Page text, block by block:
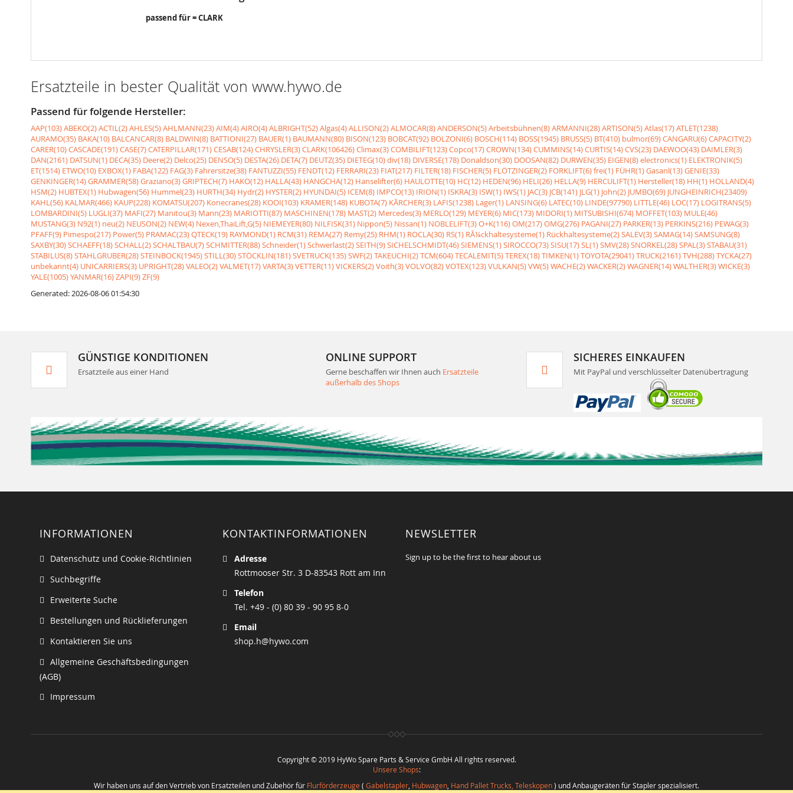
passend für = CLARK
Ersatzteile in bester Qualität von www.hywo.de
Passend für folgende Hersteller:
AAP(103)ABEKO(2)ACTIL(2)AHLES(5)AHLMANN(23)AIM(4)AIRO(4)ALBRIGHT(52)Algas(4)ALLISON(2)ALMOCAR(8)ANDERSON(5)Arbeitsbühnen(8)ARMANNI(28)ARTISON(5)Atlas(17)ATLET(1238)
AURAMO(35) BAKA(10) BALCANCAR(8) BALDWIN(8) BATTIONI(27) BAUER(1) BAUMANN(80) BISON(123) BOBCAT(92) BOLZONI(6) BOSCH(114) BOSS(1945) BRUSS(5) BT(410) bulmor(69)CANGARU(6)CAPACITY(2)
CARER(10)CASCADE(191)CASE(7)CATERPILLAR(171)CESAB(124)CHRYSLER(3)CLARK(106426)Climax(3)COMBILIFT(123)Copco(17)CROWN(134)CUMMINS(14)CURTIS(14)CVS(23) DAEWOO(43) DAIMLER(3)
DAN(2161) DATSUN(1) DECA(35) Deere(2) Delco(25) DENSO(5) DESTA(26) DETA(7) DEUTZ(35) DIETEG(10)div(18) DIVERSE(178) Donaldson(30) DOOSAN(82) DURWEN(35) EIGEN(8)electronics(1) ELEKTRONIK(5)
ET(1514) ETWO(10) EXBOX(1) FABA(122) FAG(3) Fahrersitze(38) FANTUZZI(55) FENDT(12) FERRARI(23) FIAT(217) FILTER(18) FISCHER(5) FLÖTZINGER(2) FORKLIFT(6)frei(1) FÜHR(1)Gasanl(13)GENIE(33)
GENKINGER(14)GRAMMER(58)Graziano(3)GRIPTECH(7) HAKO(12) HALLA(43) HANGCHA(12) Hanselifter(6) HAULOTTE(10) HC(12) HEDEN(96) HELI(26) HELLA(9) HERCULIFT(1) Hersteller(18) HH(1) HOLLAND(4)
HSM(2) HUBTEX(1) Hubwagen(56) Hummel(23) HURTH(34) Hydr(2) HYSTER(2) HYUNDAI(5) ICEM(8) IMPCO(13) IRION(1) ISKRA(3) ISW(1) IWS(1) JAC(3) JCB(141) JLG(1) John(2) JUMBO(69) JUNGHEINRICH(23409)
KAHL(56) KALMAR(466) KAUP(228) KOMATSU(207) Konecranes(28) KOOI(103) KRAMER(148) KUBOTA(7) KÃRCHER(3) LAFIS(1238) Lager(1) LANSING(6) LATEC(10) LINDE(97790) LITTLE(46) LOC(17) LOGITRANS(5)
LOMBARDINI(5) LUGLI(37) MAFI(27) Manitou(3) Mann(23) MARIOTTI(87) MASCHINEN(178) MAST(2) Mercedes(3) MERLO(129) MEYER(6) MIC(173) MIDORI(1) MITSUBISHI(674) MOFFET(103) MULE(46)
MUSTANG(3) N92(1) neu(2) NEUSON(2) NEW(4) Nexen,ThaiLift,G(5) NIEMEYER(80) NILFISK(31) Nippon(5) Nissan(1) NOBLELIFT(3)O+K(116)OM(217)OMG(276) PAGANI(27) PARKER(13) PERKINS(216) PEWAG(3)
PFAFF(9) Pimespo(217) Power(5) PRAMAC(23)QTECK(19) RAYMOND(1) RCM(31) REMA(27) Remy(25) RHM(1) ROCLA(30) RS(1) RÃ¼ckhaltesysteme(1) Rückhaltesysteme(2)SALEV(3)SAMAG(14)SAMSUNG(8)
SAXBY(30)SCHAEFF(18)SCHALL(2)SCHALTBAU(7)SCHMITTER(88)Schneider(1)Schwerlast(2)SEITH(9)SICHELSCHMIDT(46)SIEMENS(1)SIROCCO(73)SISU(17)SL(1)SMV(28)SNORKEL(28)SPAL(3)STABAU(31)
STABILUS(8)STAHLGRUBER(28)STEINBOCK(1945)STILL(30)STÖCKLIN(181)SVETRUCK(135)SWF(2)TAKEUCHI(2)TCM(604)TECALEMIT(5)TEREX(18)TIMKEN(1)TOYOTA(29041)TRUCK(2161)TVH(288)TYCKA(27)
unbekannt(4) UNICARRIERS(3) UPRIGHT(28)VALEO(2)VALMET(17)VARTA(3)VETTER(11)VICKERS(2)Voith(3)VOLVO(82)VOTEX(123)VULKAN(5)VW(5)WACHE(2)WACKER(2)WAGNER(14)WALTHER(3)WICKE(3)
YALE(1005)YANMAR(16)ZAPI(9)ZF(9)
Generated: 2026-08-06 01:54:30
GÜNSTIGE KONDITIONEN
Ersatzteile aus einer Hand
ONLINE SUPPORT
Gerne beschaffen wir Ihnen auch Ersatzteile
außerhalb des Shops
SICHERES EINKAUFEN
Mit PayPal und verschlüsselter Datenübertragung
INFORMATIONEN
Datenschutz und Cookie-Richtlinien
Suchbegriffe
Erweiterte Suche
Bestellungen und Rücklieferungen
Kontaktieren Sie uns
Allgemeine Geschäftsbedingungen
(AGB)
Impressum
KONTAKTINFORMATIONEN
Adresse
Rottmooser Str. 3 D-83543 Rott am Inn
Telefon
Tel. +49 - (0) 80 39 - 90 95 8-0
Email
shop.h@hywo.com
NEWSLETTER
Sign up to be the first to hear about us
Copyright © 2019 HyWo Spare Parts & Service GmbH All rights reserved.
Unsere Shops:
Wir haben uns auf den Vertrieb von Ersatzteilen und Zubehör für Flurförderzeuge ( Gabelstapler, Hubwagen, Hand Pallet Trucks, Teleskopen) und Anbaugeräten für Stapler spezialisiert.